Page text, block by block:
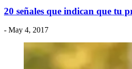
20 señales que indican que tu
- May 4, 2017